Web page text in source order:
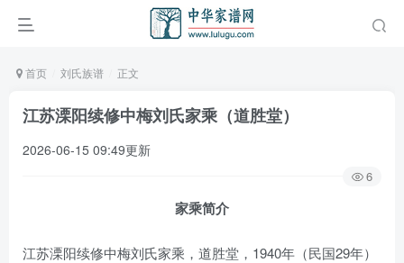
首页 刘氏族谱 正文
江苏溧阳续修中梅刘氏家乘（道胜堂）
2026-06-15 09:49更新
6
家乘简介
江苏溧阳续修中梅刘氏家乘，道胜堂，1940年（民国29年）